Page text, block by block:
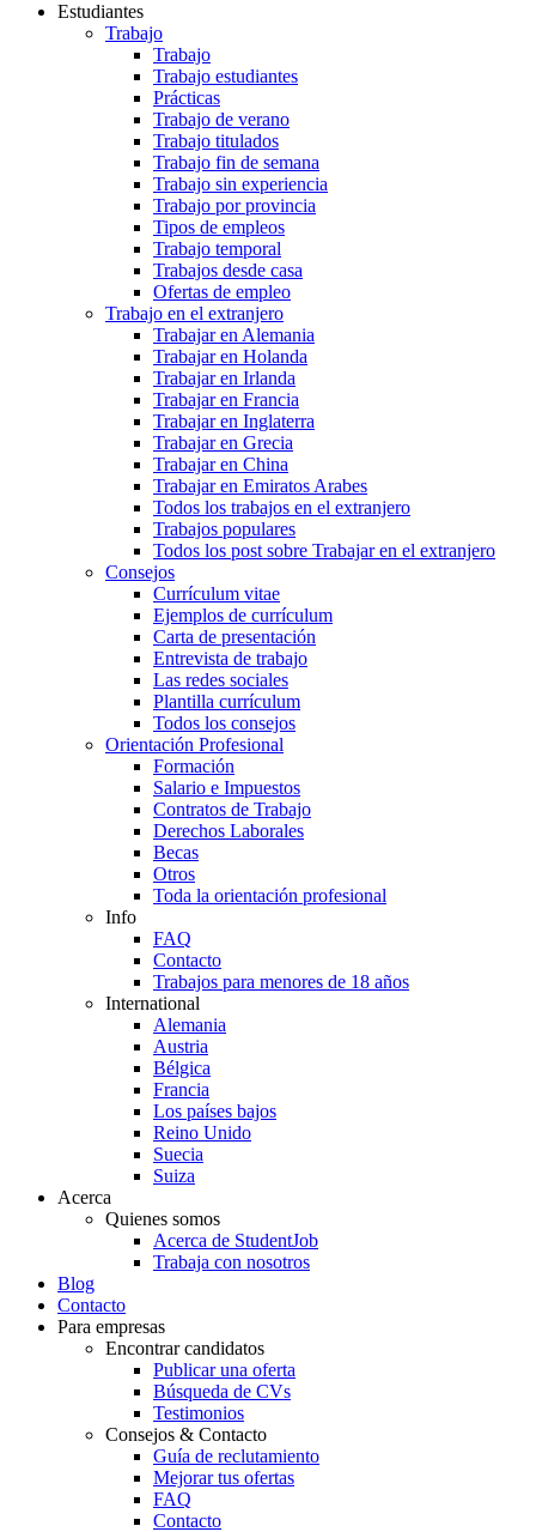
Estudiantes
Trabajo
Trabajo
Trabajo estudiantes
Prácticas
Trabajo de verano
Trabajo titulados
Trabajo fin de semana
Trabajo sin experiencia
Trabajo por provincia
Tipos de empleos
Trabajo temporal
Trabajos desde casa
Ofertas de empleo
Trabajo en el extranjero
Trabajar en Alemania
Trabajar en Holanda
Trabajar en Irlanda
Trabajar en Francia
Trabajar en Inglaterra
Trabajar en Grecia
Trabajar en China
Trabajar en Emiratos Arabes
Todos los trabajos en el extranjero
Trabajos populares
Todos los post sobre Trabajar en el extranjero
Consejos
Currículum vitae
Ejemplos de currículum
Carta de presentación
Entrevista de trabajo
Las redes sociales
Plantilla currículum
Todos los consejos
Orientación Profesional
Formación
Salario e Impuestos
Contratos de Trabajo
Derechos Laborales
Becas
Otros
Toda la orientación profesional
Info
FAQ
Contacto
Trabajos para menores de 18 años
International
Alemania
Austria
Bélgica
Francia
Los países bajos
Reino Unido
Suecia
Suiza
Acerca
Quienes somos
Acerca de StudentJob
Trabaja con nosotros
Blog
Contacto
Para empresas
Encontrar candidatos
Publicar una oferta
Búsqueda de CVs
Testimonios
Consejos & Contacto
Guía de reclutamiento
Mejorar tus ofertas
FAQ
Contacto